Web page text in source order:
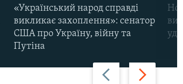
Назад Вперед
«Український народ справді
викликає захоплення»: сенатор
США про Україну, війну та
Путіна